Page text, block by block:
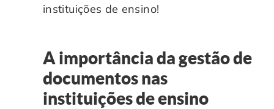
instituições de ensino!
A importância da gestão de
documentos nas
instituições de ensino